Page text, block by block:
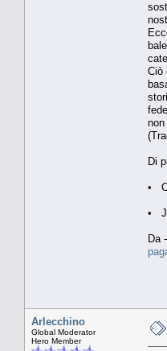
Ciò
Di
•
•
Da -
Arlecchino
Global Moderator
Hero Member